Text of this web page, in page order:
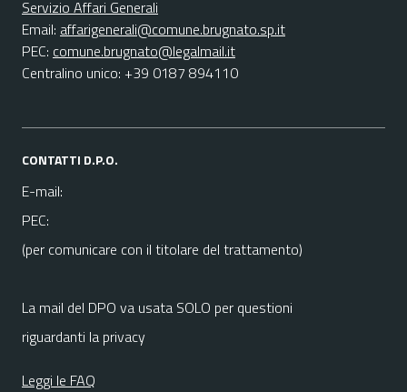
Servizio Affari Generali
Email: affarigenerali@comune.brugnato.sp.it
PEC: comune.brugnato@legalmail.it
Centralino unico: +39 0187 894110
CONTATTI D.P.O.
E-mail:
PEC:
(per comunicare con il titolare del trattamento)
La mail del DPO va usata SOLO per questioni
riguardanti la privacy
Leggi le FAQ